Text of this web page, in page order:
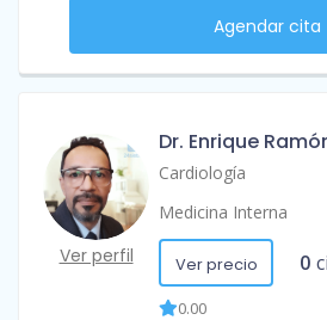
Agendar cita
Ver perfil
Dr. Enrique
Cardiología
Medicina Interna
Ver precio 0
0.00